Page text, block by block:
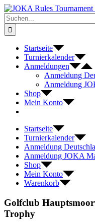
Zum
Inhalt
springen
Suche
nach:
Startseite
Turnierkalender
Anmeldungen
Anmeldung
Anmeldung
Shop
Mein Konto
Startseite
Turnierkalender
Anmeldung
Anmeldung JOKA
Shop
Mein Konto
Warenkorb
Golfclub
Trophy